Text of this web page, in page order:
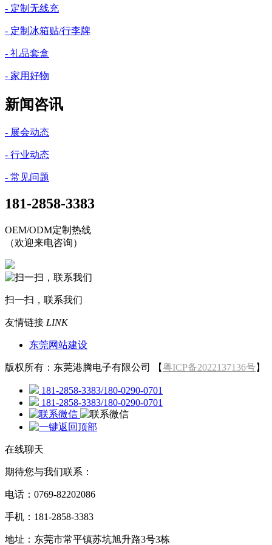
- 定制无线充
- 定制冰箱贴/行李牌
- 礼品套盒
- 家用好物
新闻咨讯
- 展会动态
- 行业动态
- 常见问题
181-2858-3383
OEM/ODM定制热线
（欢迎来电咨询）
扫一扫，联系我们
友情链接 LINK
东莞网站建设
版权所有：东莞港腾电子有限公司 【粤ICP备2022137136号】
181-2858-3383/180-0290-0701
181-2858-3383/180-0290-0701
在线聊天
期待您与我们联系：
电话：0769-82202086
手机：181-2858-3383
地址：东莞市常平镇苏坑旭升路3号3栋